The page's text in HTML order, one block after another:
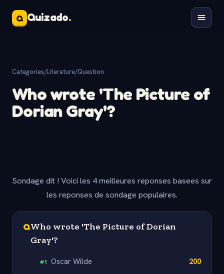
Q Quizado.
Categories/Literature/Question
Who wrote 'The Picture of
Dorian Gray'?
Sondage dit ! Voici les 4 meilleures reponses basees sur
les reponses de sondage populaires.
QWho wrote 'The Picture of Dorian
Gray'?
#1 Oscar Wilde 200